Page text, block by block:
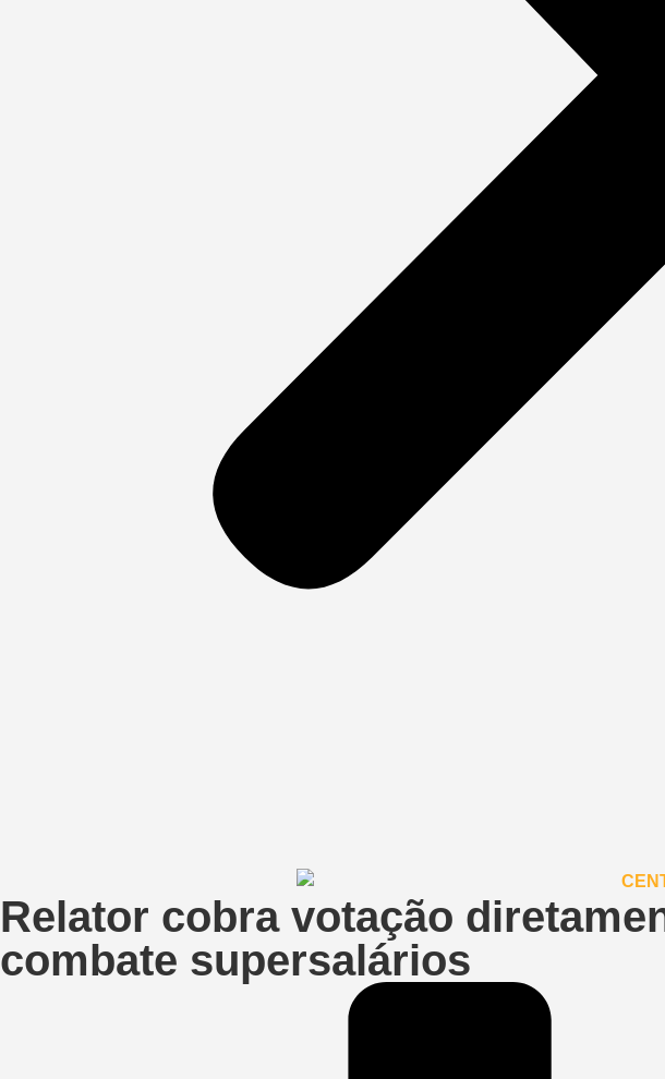
Relator cobra votação
combate supersalários